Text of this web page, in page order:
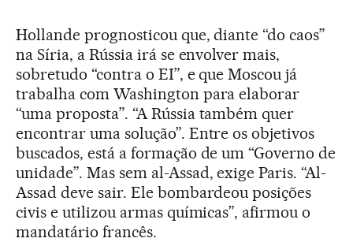
Hollande prognosticou que, diante “do caos”
na Síria, a Rússia irá se envolver mais,
sobretudo “contra o EI”, e que Moscou já
trabalha com Washington para elaborar
“uma proposta”. “A Rússia também quer
encontrar uma solução”. Entre os objetivos
buscados, está a formação de um “Governo de
unidade”. Mas sem al-Assad, exige Paris. “Al-
Assad deve sair. Ele bombardeou posições
civis e utilizou armas químicas”, afirmou o
mandatário francês.